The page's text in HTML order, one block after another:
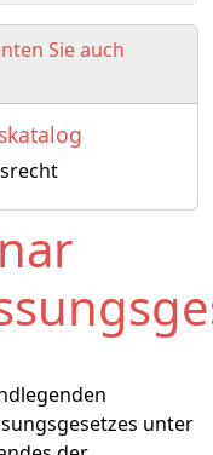
Sie auch
unter